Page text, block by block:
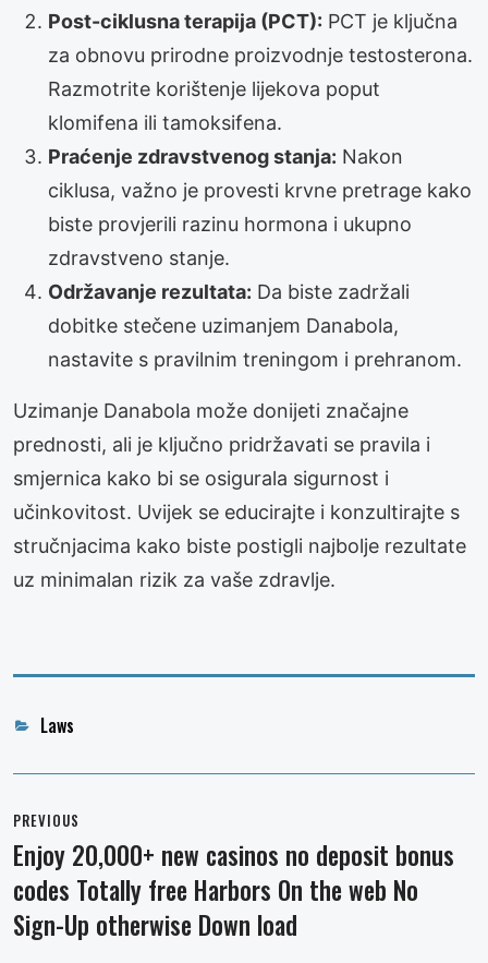
Post-ciklusna terapija (PCT): PCT je ključna
za obnovu prirodne proizvodnje testosterona.
Razmotrite korištenje lijekova poput
klomifena ili tamoksifena.
Praćenje zdravstvenog stanja: Nakon
ciklusa, važno je provesti krvne pretrage kako
biste provjerili razinu hormona i ukupno
zdravstveno stanje.
Održavanje rezultata: Da biste zadržali
dobitke stečene uzimanjem Danabola,
nastavite s pravilnim treningom i prehranom.
Uzimanje Danabola može donijeti značajne
prednosti, ali je ključno pridržavati se pravila i
smjernica kako bi se osigurala sigurnost i
učinkovitost. Uvijek se educirajte i konzultirajte s
stručnjacima kako biste postigli najbolje rezultate
uz minimalan rizik za vaše zdravlje.
Categories
Laws
navigation
PREVIOUS
Previous
post:
Enjoy 20,000+ new casinos no deposit bonus
codes Totally free Harbors On the web No
Sign-Up otherwise Down load